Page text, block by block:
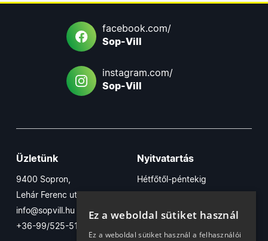
facebook.com/
Sop-Vill
instagram.com/
Sop-Vill
Üzletünk
9400 Sopron,
Lehár Ferenc utca 17/B
info@sopvill.hu
+36-99/525-515
Nyitvatartás
Hétfőtől-péntekig
7:30-16:30
Szombaton
Ez a weboldal sütiket használ
Ez a weboldal sütiket használ a felhasználói